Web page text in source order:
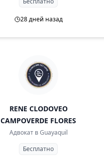
28 дней назад
RENE CLODOVEO
CAMPOVERDE FLORES
Адвокат в Guayaquil
Бесплатно